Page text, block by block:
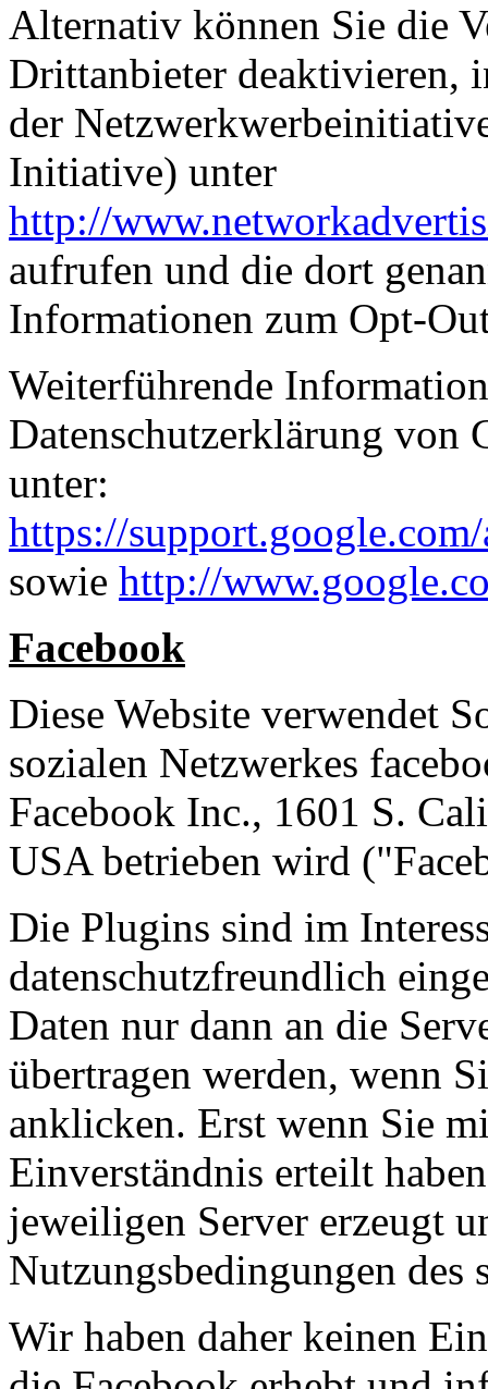
Alternativ können Sie die
Drittanbieter deaktivieren,
der
Initiative) unter
http://
aufrufen und die dort
Informationen zum Opt-
Weiterführende
Datenschutzerklärung von
unter:
https://
sowie http://
Facebook
Diese Website verwendet
sozialen Netzwerkes
Facebook Inc., 1601 S.
USA betrieben wird
Die Plugins sind im
datenschutzfreundlich
Daten nur dann an die
übertragen werden, wenn
anklicken. Erst wenn Sie
Einverständnis erteilt
jeweiligen Server erzeugt
Nutzungsbedingungen
Wir haben daher keinen